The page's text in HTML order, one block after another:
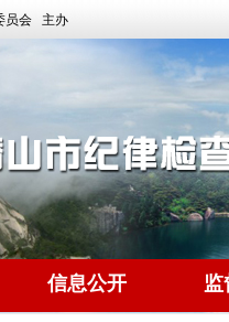
员会 主办
信息公开 监